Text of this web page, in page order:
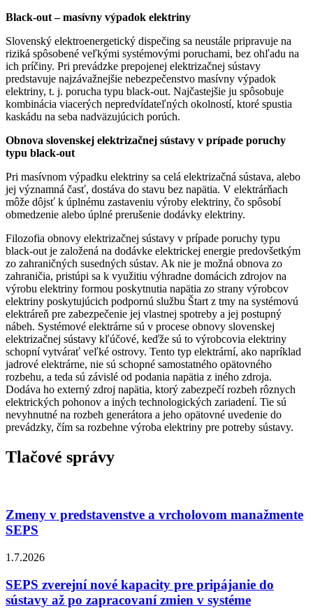
Black-out – masívny výpadok elektriny
Slovenský elektroenergetický dispečing sa neustále pripravuje na
riziká spôsobené veľkými systémovými poruchami, bez ohľadu na
ich príčiny. Pri prevádzke prepojenej elektrizačnej sústavy
predstavuje najzávažnejšie nebezpečenstvo masívny výpadok
elektriny, t. j. porucha typu black-out. Najčastejšie ju spôsobuje
kombinácia viacerých nepredvídateľných okolností, ktoré spustia
kaskádu na seba nadväzujúcich porúch.
Obnova slovenskej elektrizačnej sústavy v prípade poruchy
typu black-out
Pri masívnom výpadku elektriny sa celá elektrizačná sústava, alebo
jej významná časť, dostáva do stavu bez napätia. V elektrárňach
môže dôjsť k úplnému zastaveniu výroby elektriny, čo spôsobí
obmedzenie alebo úplné prerušenie dodávky elektriny.
Filozofia obnovy elektrizačnej sústavy v prípade poruchy typu
black-out je založená na dodávke elektrickej energie predovšetkým
zo zahraničných susedných sústav. Ak nie je možná obnova zo
zahraničia, pristúpi sa k využitiu výhradne domácich zdrojov na
výrobu elektriny formou poskytnutia napätia zo strany výrobcov
elektriny poskytujúcich podpornú službu Štart z tmy na systémovú
elektráreň pre zabezpečenie jej vlastnej spotreby a jej postupný
nábeh. Systémové elektrárne sú v procese obnovy slovenskej
elektrizačnej sústavy kľúčové, keďže sú to výrobcovia elektriny
schopní vytvárať veľké ostrovy. Tento typ elektrární, ako napríklad
jadrové elektrárne, nie sú schopné samostatného opätovného
rozbehu, a teda sú závislé od podania napätia z iného zdroja.
Dodáva ho externý zdroj napätia, ktorý zabezpečí rozbeh rôznych
elektrických pohonov a iných technologických zariadení. Tie sú
nevyhnutné na rozbeh generátora a jeho opätovné uvedenie do
prevádzky, čím sa rozbehne výroba elektriny pre potreby sústavy.
Tlačové správy
Zmeny v predstavenstve a vrcholovom manažmente
SEPS
1.7.2026
SEPS zverejní nové kapacity pre pripájanie do
sústavy až po zapracovaní zmien v systéme